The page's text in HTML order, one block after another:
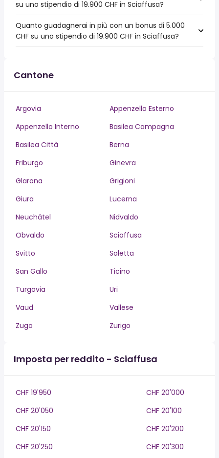
su uno stipendio di 19.900 CHF in Sciaffusa?
Quanto guadagnerai in più con un bonus di 5.000
CHF su uno stipendio di 19.900 CHF in Sciaffusa?
Cantone
Argovia
Appenzello Esterno
Appenzello Interno
Basilea Campagna
Basilea Città
Berna
Friburgo
Ginevra
Glarona
Grigioni
Giura
Lucerna
Neuchâtel
Nidvaldo
Obvaldo
Sciaffusa
Svitto
Soletta
San Gallo
Ticino
Turgovia
Uri
Vaud
Vallese
Zugo
Zurigo
Imposta per reddito - Sciaffusa
CHF 19'950
CHF 20'000
CHF 20'050
CHF 20'100
CHF 20'150
CHF 20'200
CHF 20'250
CHF 20'300